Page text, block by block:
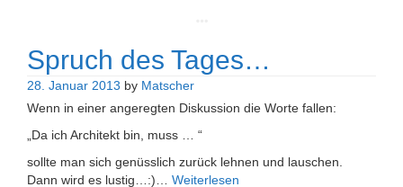
Spruch des Tages…
28. Januar 2013 by Matscher
Wenn in einer angeregten Diskussion die Worte fallen:
„Da ich Architekt bin, muss … “
sollte man sich genüsslich zurück lehnen und lauschen.
Dann wird es lustig…:)… Weiterlesen